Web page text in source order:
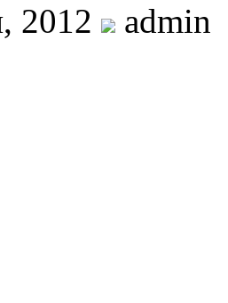
2012 admin